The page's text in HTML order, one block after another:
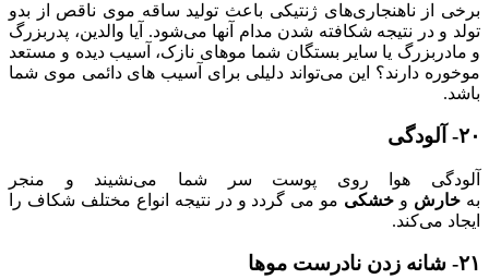
برخی از ناهنجاری‌های ژنتیکی باعث تولید ساقه موی ناقص از بدو
تولد و در نتیجه شکافته شدن مدام آنها می‌شود. آیا والدین، پدربزرگ
و مادربزرگ یا سایر بستگان شما موهای نازک، آسیب دیده و مستعد
موخوره دارند؟ این می‌تواند دلیلی برای آسیب های دائمی موی شما
باشد.
۲۰- آلودگی
آلودگی هوا روی پوست سر شما می‌نشیند و منجر
به خارش و خشکی مو می گردد و در نتیجه انواع مختلف شکاف را
ایجاد می‌کند.
۲۱- شانه زدن نادرست موها